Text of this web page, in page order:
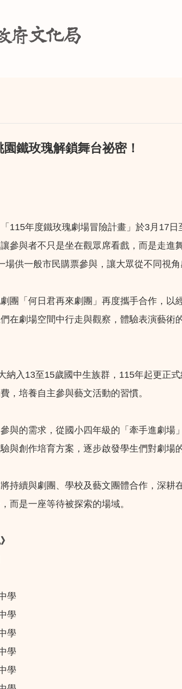
鐵玫瑰解鎖舞台祕密！
115年度鐵玫瑰劇場冒險計畫」於3月17
參與者不只是坐在觀眾席看戲，而是走
供一般市民購票參與，讓大眾從不同視角
團「何日君再來劇團」再度攜手合作，
在劇場空間中行走與觀察，體驗表演藝
納入13至15歲國中生族群，115年起更正
，培養自主參與藝文活動的習慣。
與的需求，從國小四年級的「牽手進劇
與創作培育方案，逐步啟發學生們對劇場
持續與劇團、學校及藝文團體合作，深
而是一座等待被探索的場域。
學
學
學
學
學